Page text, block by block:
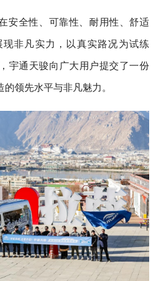
安全性、可靠性、耐用性、舒适
非凡实力，以真实路况为试练
宇通天骏向广大用户提交了一份
领先水平与非凡魅力。